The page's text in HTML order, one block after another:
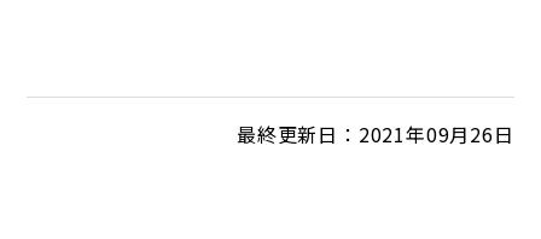
最終更新日：2021年09月26日